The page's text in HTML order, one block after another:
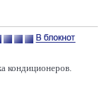
кондиционеров.